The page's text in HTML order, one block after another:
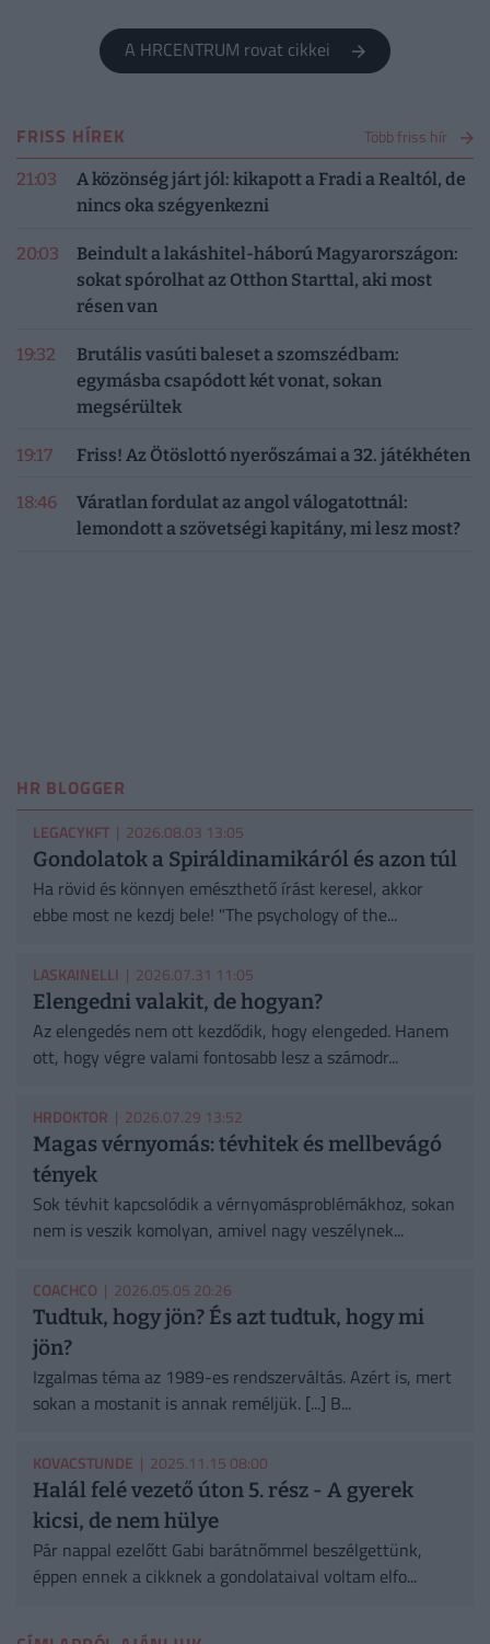
A HRCENTRUM rovat cikkei
FRISS HÍREK Több friss hír
21:03
A közönség járt jól: kikapott a Fradi a Realtól, de
nincs oka szégyenkezni
20:03
Beindult a lakáshitel-háború Magyarországon:
sokat spórolhat az Otthon Starttal, aki most
résen van
19:32
Brutális vasúti baleset a szomszédbam:
egymásba csapódott két vonat, sokan
megsérültek
19:17 Friss! Az Ötöslottó nyerőszámai a 32. játékhéten
18:46
Váratlan fordulat az angol válogatottnál:
lemondott a szövetségi kapitány, mi lesz most?
HR BLOGGER
LEGACYKFT | 2026.08.03 13:05
Gondolatok a Spiráldinamikáról és azon túl
Ha rövid és könnyen emészthető írást keresel, akkor
ebbe most ne kezdj bele! "The psychology of the...
LASKAINELLI | 2026.07.31 11:05
Elengedni valakit, de hogyan?
Az elengedés nem ott kezdődik, hogy elengeded. Hanem
ott, hogy végre valami fontosabb lesz a számodr...
HRDOKTOR | 2026.07.29 13:52
Magas vérnyomás: tévhitek és mellbevágó
tények
Sok tévhit kapcsolódik a vérnyomásproblémákhoz, sokan
nem is veszik komolyan, amivel nagy veszélynek...
COACHCO | 2026.05.05 20:26
Tudtuk, hogy jön? És azt tudtuk, hogy mi
jön?
Izgalmas téma az 1989-es rendszerváltás. Azért is, mert
sokan a mostanit is annak reméljük. [...] B...
KOVACSTUNDE | 2025.11.15 08:00
Halál felé vezető úton 5. rész - A gyerek
kicsi, de nem hülye
Pár nappal ezelőtt Gabi barátnőmmel beszélgettünk,
éppen ennek a cikknek a gondolataival voltam elfo...